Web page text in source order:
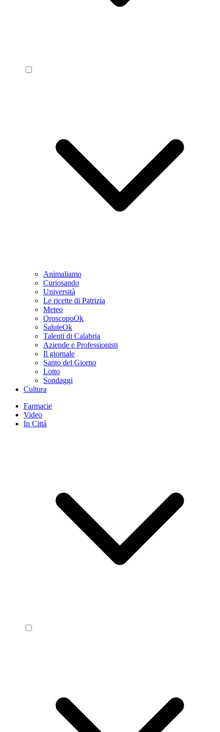
Animaliamo
Curiosando
Università
Le ricette di Patrizia
Meteo
OroscopoOk
SaluteOk
Talenti di Calabria
Aziende e Professionisti
Il giornale
Santo del Giorno
Lotto
Sondaggi
Cultura
Farmacie
Video
In Città